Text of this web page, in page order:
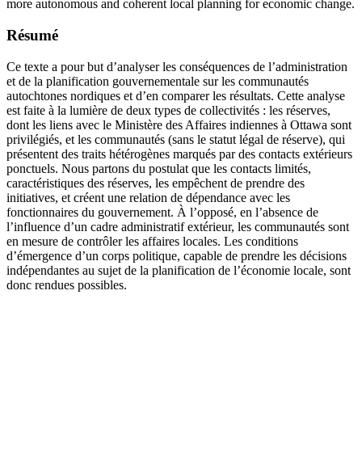
more autonomous and coherent local planning for economic change.
Résumé
Ce texte a pour but d’analyser les conséquences de l’administration
et de la planification gouvernementale sur les communautés
autochtones nordiques et d’en comparer les résultats. Cette analyse
est faite à la lumière de deux types de collectivités : les réserves,
dont les liens avec le Ministère des Affaires indiennes à Ottawa sont
privilégiés, et les communautés (sans le statut légal de réserve), qui
présentent des traits hétérogènes marqués par des contacts extérieurs
ponctuels. Nous partons du postulat que les contacts limités,
caractéristiques des réserves, les empêchent de prendre des
initiatives, et créent une relation de dépendance avec les
fonctionnaires du gouvernement. À l’opposé, en l’absence de
l’influence d’un cadre administratif extérieur, les communautés sont
en mesure de contrôler les affaires locales. Les conditions
d’émergence d’un corps politique, capable de prendre les décisions
indépendantes au sujet de la planification de l’économie locale, sont
donc rendues possibles.